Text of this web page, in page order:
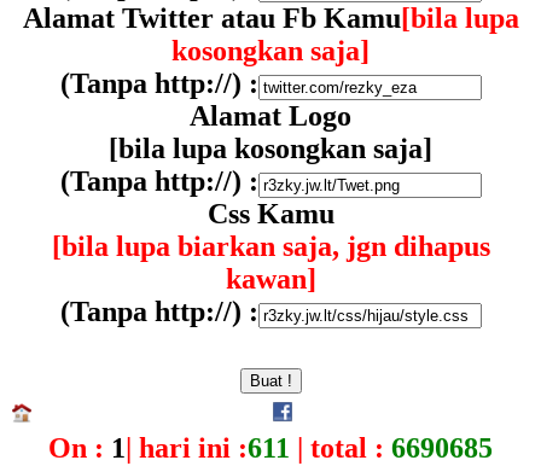
Alamat Twitter atau Fb Kamu[bila lupa
kosongkan saja]
(Tanpa http://) :
Alamat Logo
[bila lupa kosongkan saja]
(Tanpa http://) :
Css Kamu
[bila lupa biarkan saja, jgn dihapus
kawan]
(Tanpa http://) :
On : 1| hari ini :611 | total : 6690685